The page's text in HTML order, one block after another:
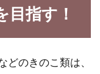
目指す！
のきのこ類は、